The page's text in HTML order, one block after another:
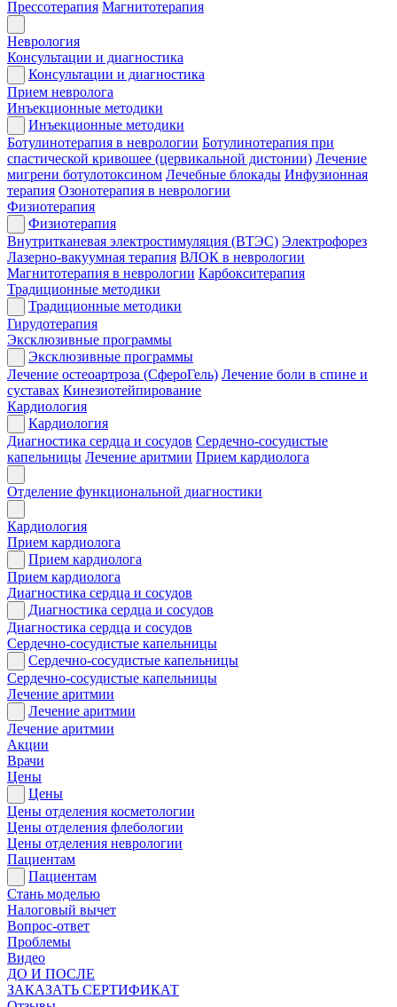
Прессотерапия Магнитотерапия
Неврология
Консультации и диагностика
Консультации и диагностика
Прием невролога
Инъекционные методики
Инъекционные методики
Ботулинотерапия в неврологии Ботулинотерапия при
спастической кривошее (цервикальной дистонии) Лечение
мигрени ботулотоксином Лечебные блокады Инфузионная
терапия Озонотерапия в неврологии
Физиотерапия
Физиотерапия
Внутритканевая электростимуляция (ВТЭС) Электрофорез
Лазерно-вакуумная терапия ВЛОК в неврологии
Магнитотерапия в неврологии Карбокситерапия
Традиционные методики
Традиционные методики
Гирудотерапия
Эксклюзивные программы
Эксклюзивные программы
Лечение остеоартроза (СфероГель) Лечение боли в спине и
суставах Кинезиотейпирование
Кардиология
Кардиология
Диагностика сердца и сосудов Сердечно-сосудистые
капельницы Лечение аритмии Прием кардиолога
Отделение функциональной диагностики
Кардиология
Прием кардиолога
Прием кардиолога
Прием кардиолога
Диагностика сердца и сосудов
Диагностика сердца и сосудов
Диагностика сердца и сосудов
Сердечно-сосудистые капельницы
Сердечно-сосудистые капельницы
Сердечно-сосудистые капельницы
Лечение аритмии
Лечение аритмии
Лечение аритмии
Акции
Врачи
Цены
Цены
Цены отделения косметологии
Цены отделения флебологии
Цены отделения неврологии
Пациентам
Пациентам
Стань моделью
Налоговый вычет
Вопрос-ответ
Проблемы
Видео
ДО И ПОСЛЕ
ЗАКАЗАТЬ СЕРТИФИКАТ